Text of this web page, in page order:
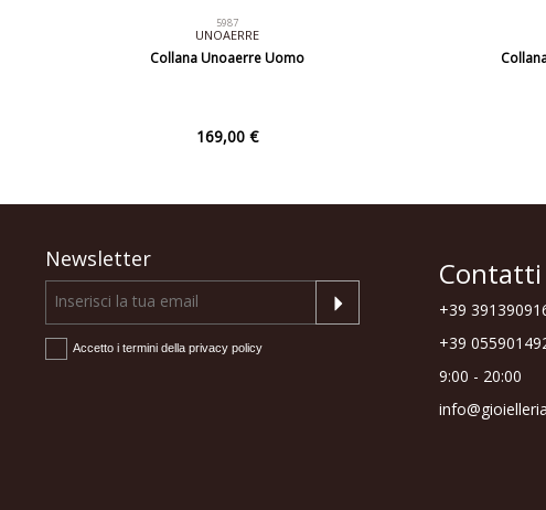
5987
UNOAERRE
Collana Unoaerre Uomo
169,00 €
Newsletter
Accetto i termini della privacy policy
Contatti
+39
+39
9:00 - 20:00